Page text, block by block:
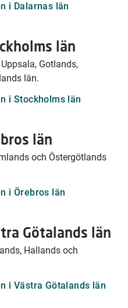
i Dalarnas län
län
Gotlands,
län.
i Stockholms län
län
och Östergötlands
i Örebros län
Götalands län
Hallands och
i Västra Götalands län